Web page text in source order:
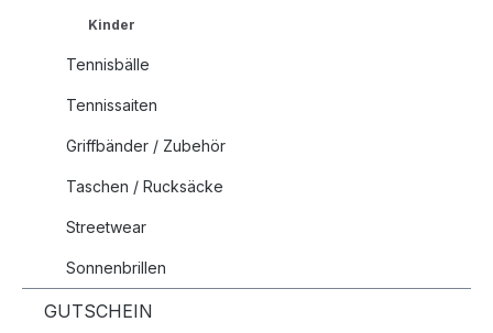
Kinder
Tennisbälle
Tennissaiten
Griffbänder / Zubehör
Taschen / Rucksäcke
Streetwear
Sonnenbrillen
GUTSCHEIN